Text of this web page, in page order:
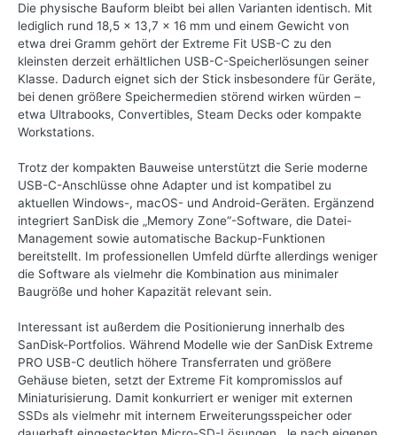
Die physische Bauform bleibt bei allen Varianten identisch. Mit
lediglich rund 18,5 x 13,7 x 16 mm und einem Gewicht von
etwa drei Gramm gehört der Extreme Fit USB-C zu den
kleinsten derzeit erhältlichen USB-C-Speicherlösungen seiner
Klasse. Dadurch eignet sich der Stick insbesondere für Geräte,
bei denen größere Speichermedien störend wirken würden –
etwa Ultrabooks, Convertibles, Steam Decks oder kompakte
Workstations.
Trotz der kompakten Bauweise unterstützt die Serie moderne
USB-C-Anschlüsse ohne Adapter und ist kompatibel zu
aktuellen Windows-, macOS- und Android-Geräten. Ergänzend
integriert SanDisk die „Memory Zone“-Software, die Datei-
Management sowie automatische Backup-Funktionen
bereitstellt. Im professionellen Umfeld dürfte allerdings weniger
die Software als vielmehr die Kombination aus minimaler
Baugröße und hoher Kapazität relevant sein.
Interessant ist außerdem die Positionierung innerhalb des
SanDisk-Portfolios. Während Modelle wie der SanDisk Extreme
PRO USB-C deutlich höhere Transferraten und größere
Gehäuse bieten, setzt der Extreme Fit kompromisslos auf
Miniaturisierung. Damit konkurriert er weniger mit externen
SSDs als vielmehr mit internem Erweiterungsspeicher oder